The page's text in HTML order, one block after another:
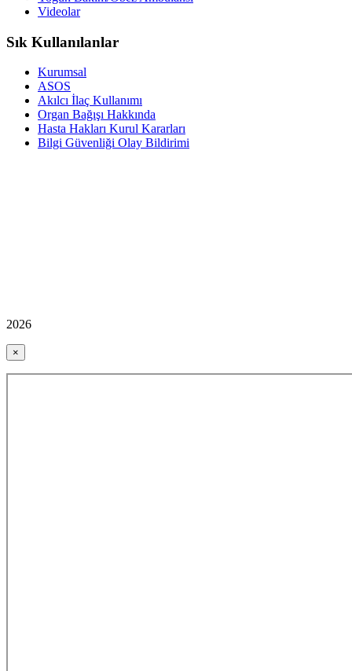
Videolar
Sık Kullanılanlar
Kurumsal
ASOS
Akılcı İlaç Kullanımı
Organ Bağışı Hakkında
Hasta Hakları Kurul Kararları
Bilgi Güvenliği Olay Bildirimi
2026
×